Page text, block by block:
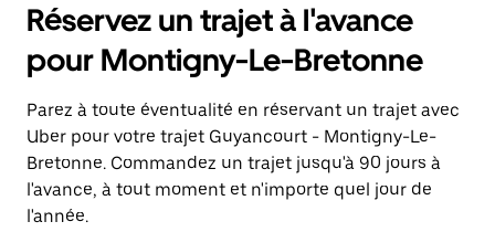
ouvrir
calendrier
et
sélectionner
une
date.
Appuyez
sur
la
touche
Réservez un trajet à l'avance
pour Montigny-Le-Bretonne
Parez à toute éventualité en réservant un trajet avec
Uber pour votre trajet Guyancourt - Montigny-Le-
Bretonne. Commandez un trajet jusqu'à 90 jours à
l'avance, à tout moment et n'importe quel jour de
l'année.